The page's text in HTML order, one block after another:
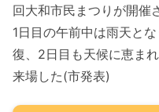
回大和市民まつりが開催
1日目の午前中は雨天と
復、2日目も天候に恵ま
来場した(市発表)